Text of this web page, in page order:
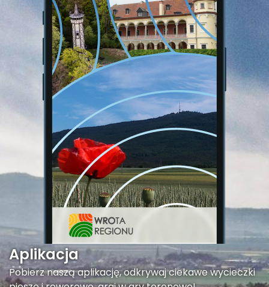
Aplikacja
Pobierz naszą aplikację, odkrywaj ciekawe wycieczki